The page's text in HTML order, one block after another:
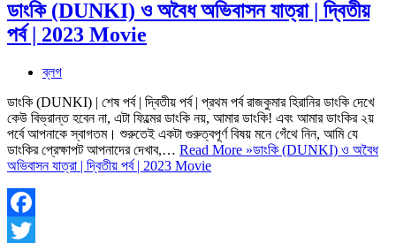
ডাংকি (DUNKI) ও অবৈধ অভিবাসন যাত্রা | দ্বিতীয়
পর্ব | 2023 Movie
ব্লগ
ডাংকি (DUNKI) | শেষ পর্ব | দ্বিতীয় পর্ব | প্রথম পর্ব রাজকুমার হিরানির ডাংকি দেখে
কেউ বিভ্রান্ত হবেন না, এটা ফিল্মের ডাংকি নয়, আমার ডাংকি! এবং আমার ডাংকির ২য়
পর্বে আপনাকে স্বাগতম। শুরুতেই একটা গুরুত্বপূর্ণ বিষয় মনে গেঁথে নিন, আমি যে
ডাংকির প্রেক্ষাপট আপনাদের দেখাব,… Read More »ডাংকি (DUNKI) ও অবৈধ
অভিবাসন যাত্রা | দ্বিতীয় পর্ব | 2023 Movie
Facebook